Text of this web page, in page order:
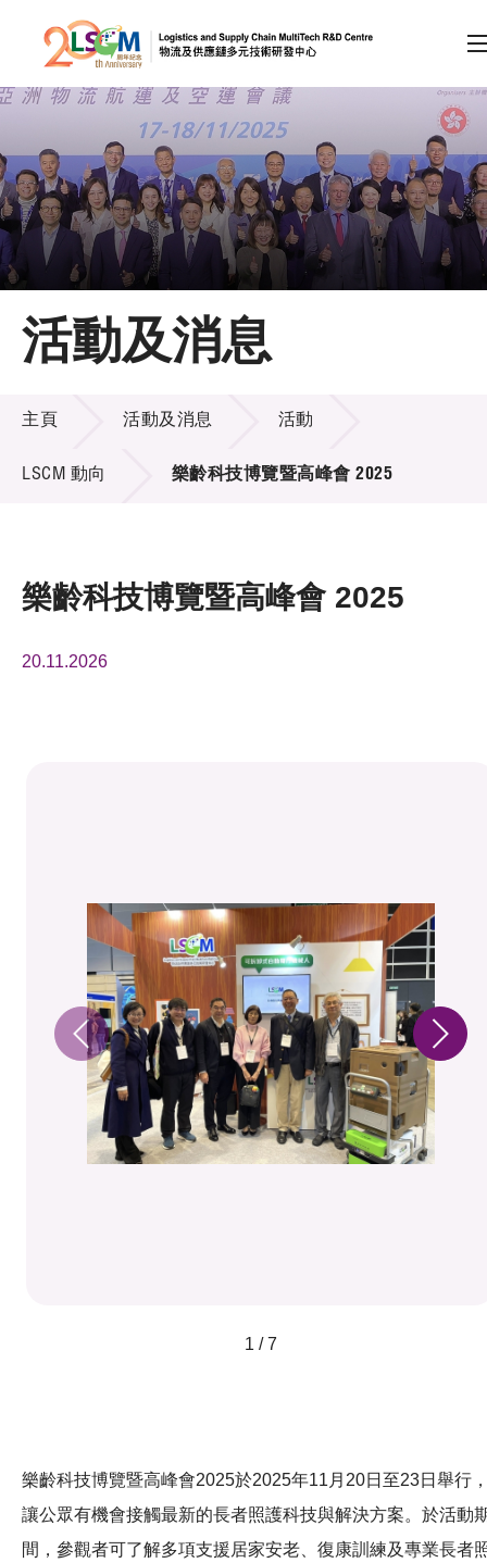
跳到內容（按回車鍵）
會員登入
A A EN 繁 简
主頁
關於LSCM
技術商品化
項目及資助計劃
活動及消息
活動及消息
活動及消息
主頁 活動及消息 活動
LSCM 動向 樂齡科技博覽暨高峰會 2025
樂齡科技博覽暨高峰會 2025
20.11.2026
1 / 7
樂齡科技博覽暨高峰會2025於2025年11月20日至23日舉行
讓公眾有機會接觸最新的長者照護科技與解決方案。於活動
間，參觀者可了解多項支援居家安老、復康訓練及專業長者